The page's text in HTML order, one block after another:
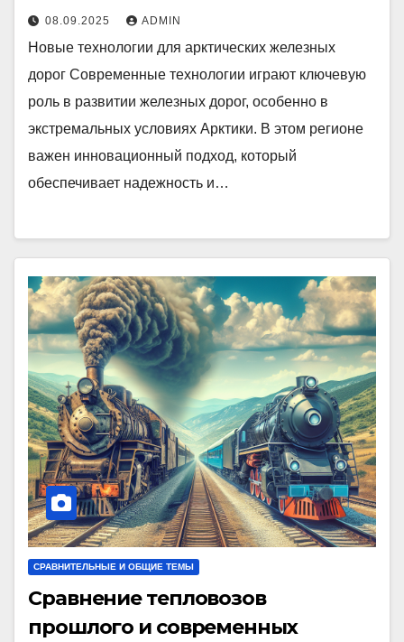
08.09.2025 ADMIN
Новые технологии для арктических железных
дорог Современные технологии играют ключевую
роль в развитии железных дорог, особенно в
экстремальных условиях Арктики. В этом регионе
важен инновационный подход, который
обеспечивает надежность и…
СРАВНИТЕЛЬНЫЕ И ОБЩИЕ ТЕМЫ
Сравнение тепловозов
прошлого и современных